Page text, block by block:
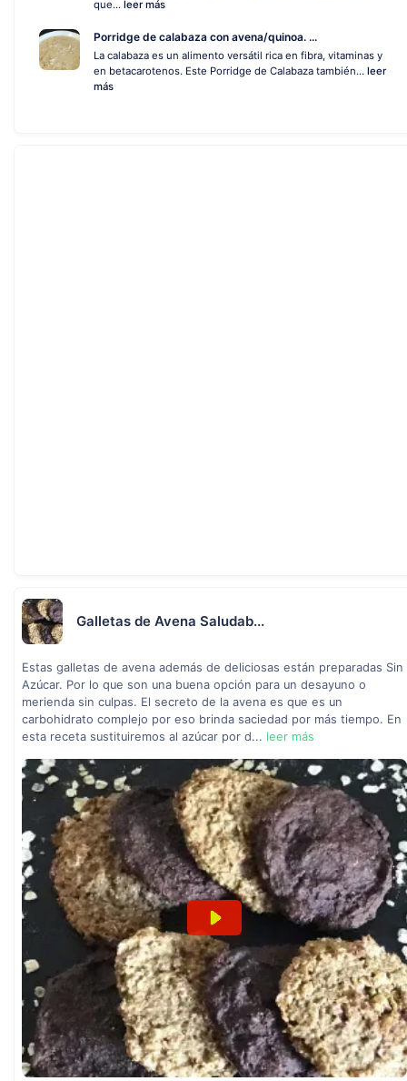
que... leer más
Porridge de calabaza con avena/quinoa. ...
La calabaza es un alimento versátil rica en fibra, vitaminas y
en betacarotenos. Este Porridge de Calabaza también... leer
más
Galletas de Avena Saludab...
Estas galletas de avena además de deliciosas están preparadas Sin
Azúcar. Por lo que son una buena opción para un desayuno o
merienda sin culpas. El secreto de la avena es que es un
carbohidrato complejo por eso brinda saciedad por más tiempo. En
esta receta sustituiremos al azúcar por d... leer más